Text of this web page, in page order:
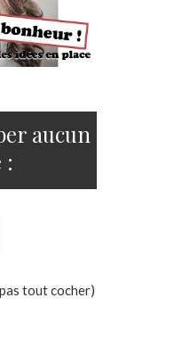
aucun
:
tout cocher)